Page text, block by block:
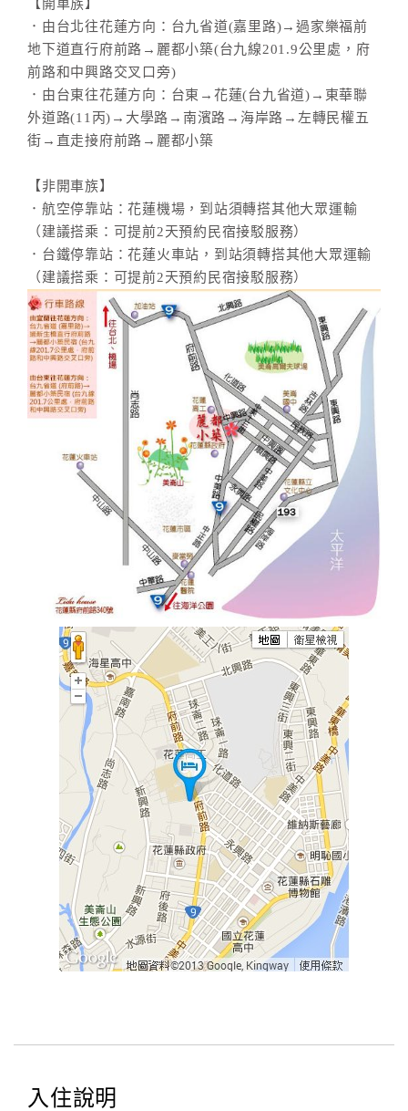
【開車族】
．由台北往花蓮方向：台九省道(嘉里路)→過家樂福前
地下道直行府前路→麗都小築(台九線201.9公里處，府
前路和中興路交叉口旁)
．由台東往花蓮方向：台東→花蓮(台九省道)→東華聯
外道路(11丙)→大學路→南濱路→海岸路→左轉民權五
街→直走接府前路→麗都小築
【非開車族】
．航空停靠站：花蓮機場，到站須轉搭其他大眾運輸
（建議搭乘：可提前2天預約民宿接駁服務）
．台鐵停靠站：花蓮火車站，到站須轉搭其他大眾運輸
（建議搭乘：可提前2天預約民宿接駁服務）
入住說明